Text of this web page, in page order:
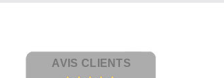
AVIS CLIENTS